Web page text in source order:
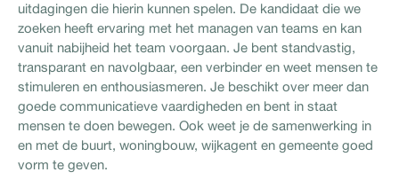
uitdagingen die hierin kunnen spelen. De kandidaat die we
zoeken heeft ervaring met het managen van teams en kan
vanuit nabijheid het team voorgaan. Je bent standvastig,
transparant en navolgbaar, een verbinder en weet mensen te
stimuleren en enthousiasmeren. Je beschikt over meer dan
goede communicatieve vaardigheden en bent in staat
mensen te doen bewegen. Ook weet je de samenwerking in
en met de buurt, woningbouw, wijkagent en gemeente goed
vorm te geven.